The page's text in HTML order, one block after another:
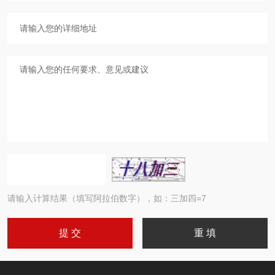
请输入计算结果（填写阿拉伯数字），如：三加四=7